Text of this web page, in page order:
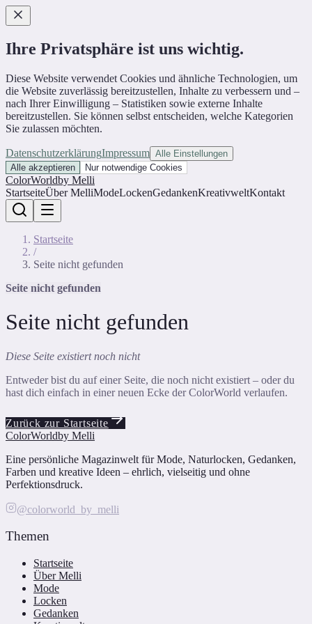
Ihre Privatsphäre ist uns wichtig.
Diese Website verwendet Cookies und ähnliche Technologien, um
die Website zuverlässig bereitzustellen, Inhalte zu verbessern und –
nach Ihrer Einwilligung – Statistiken sowie externe Inhalte
bereitzustellen. Sie können selbst entscheiden, welche Kategorien
Sie zulassen möchten.
DatenschutzerklärungImpressum Alle Einstellungen
Alle akzeptieren
Nur notwendige Cookies
ColorWorldby Melli
StartseiteÜber MelliModeLockenGedankenKreativweltKontakt
Startseite
/
Seite nicht gefunden
Seite nicht gefunden
Seite nicht gefunden
Diese Seite existiert noch nicht
Entweder bist du auf einer Seite, die noch nicht existiert – oder du
hast dich einfach in einer neuen Ecke der ColorWorld verlaufen.
Zurück zur Startseite
ColorWorldby Melli
Eine persönliche Magazinwelt für Mode, Naturlocken, Gedanken,
Farben und kreative Ideen – ehrlich, vielseitig und ohne
Perfektionsdruck.
@colorworld_by_melli
Themen
Startseite
Über Melli
Mode
Locken
Gedanken